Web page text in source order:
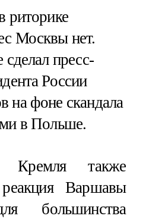
риторике
Москвы нет.
сделал пресс-
России
на фоне скандала
в Польше.
Кремля также
Варшавы
большинства